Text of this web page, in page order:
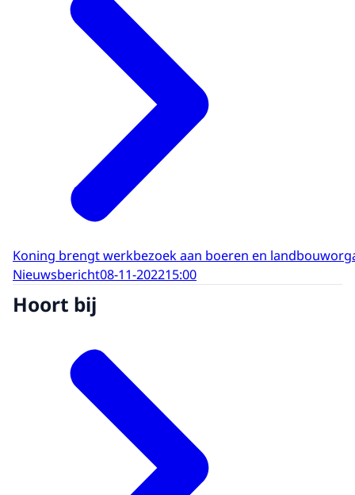
Koning brengt werkbezoek aan boeren en
Nieuwsbericht08-11-202215:00
Hoort bij